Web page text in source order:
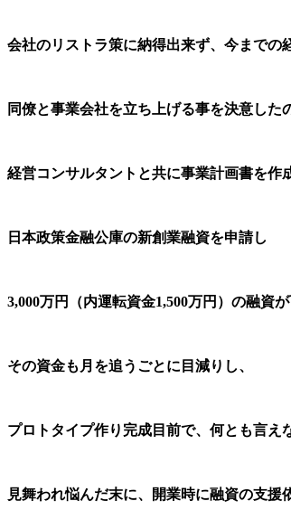
会社のリストラ策に納得出来ず、今までの
同僚と事業会社を立ち上げる事を決意した
経営コンサルタントと共に事業計画書を作
日本政策金融公庫の新創業融資を申請し
3,000万円（内運転資金1,500万円）の融資
その資金も月を追うごとに目減りし、
プロトタイプ作り完成目前で、何とも言え
見舞われ悩んだ末に、開業時に融資の支援